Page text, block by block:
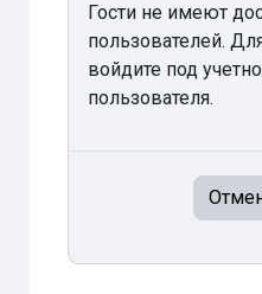
Гости не имеют
пользователей.
войдите под
пользователя.